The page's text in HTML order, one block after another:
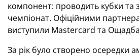
компонент: проводить кубки та
чемпіонат. Офіційними
виступили Mastercard та
За рік було створено осередки